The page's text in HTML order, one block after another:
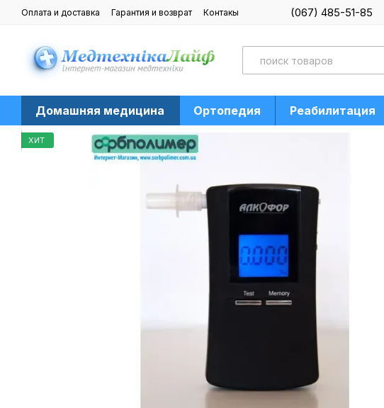
Перейти к основному контенту
Оплата и доставка Гарантия и возврат
Контакы
(067) 485-51-85
Домашняя медицина Ортопедия Реабилитация
ХИТ